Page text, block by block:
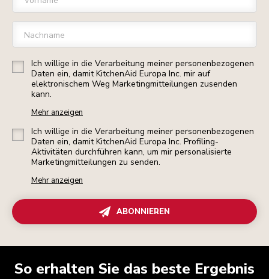
Nachname
Ich willige in die Verarbeitung meiner personenbezogenen
Daten ein, damit KitchenAid Europa Inc. mir auf
elektronischem Weg Marketingmitteilungen zusenden
kann.
Mehr anzeigen
Ich willige in die Verarbeitung meiner personenbezogenen
Daten ein, damit KitchenAid Europa Inc. Profiling-
Aktivitäten durchführen kann, um mir personalisierte
Marketingmitteilungen zu senden.
Mehr anzeigen
ABONNIEREN
So erhalten Sie das beste Ergebnis